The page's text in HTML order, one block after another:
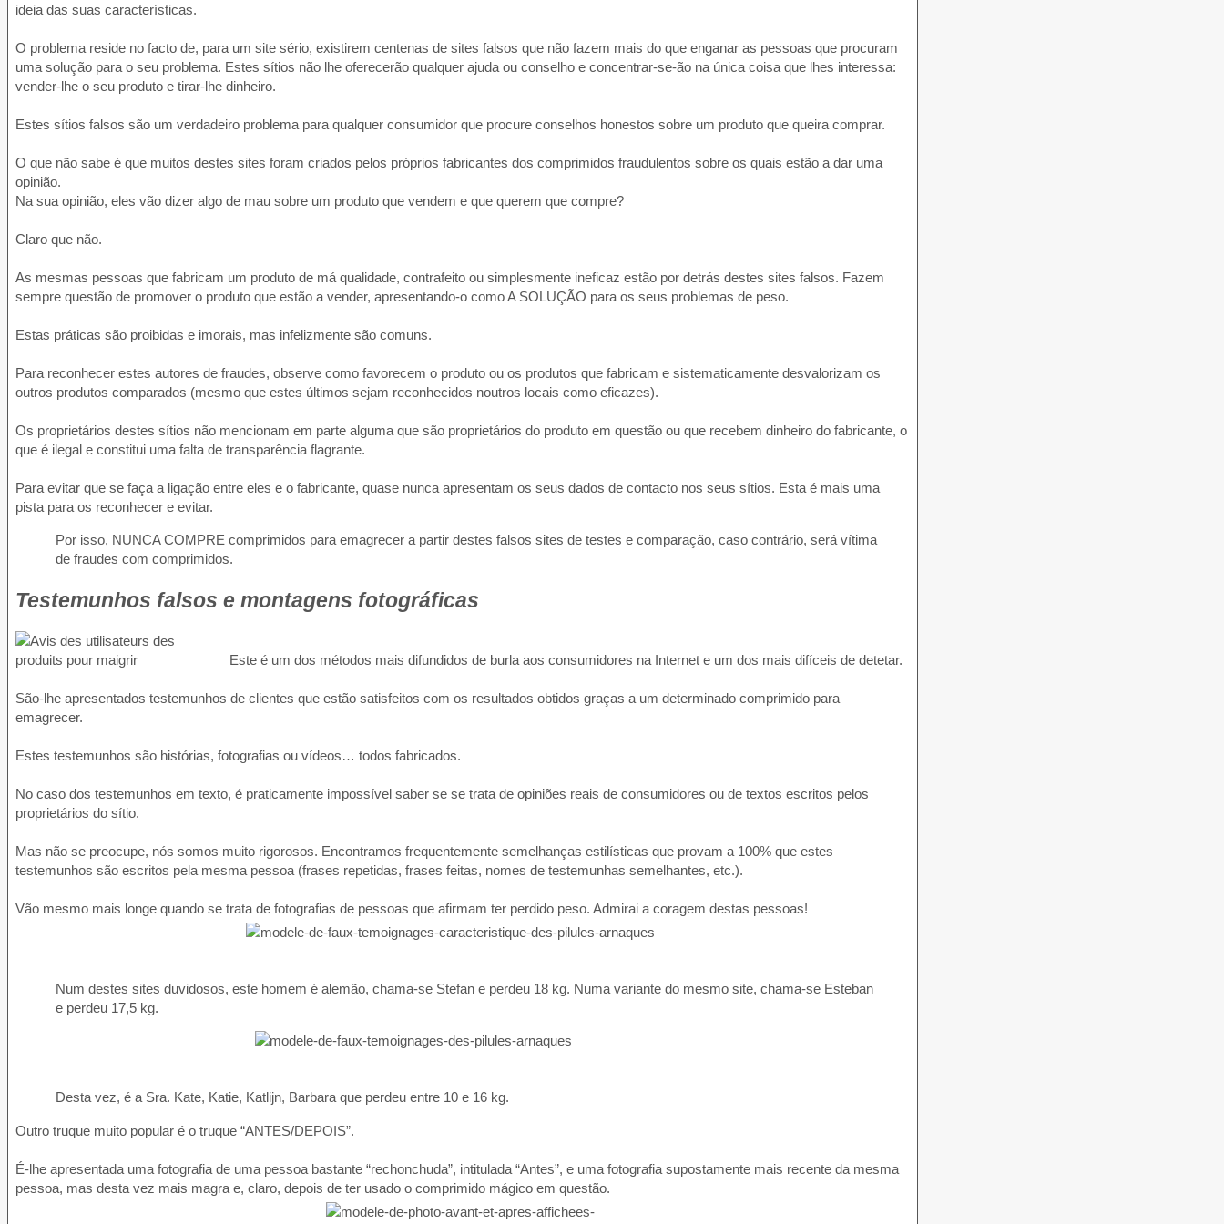
ideia das suas características.
O problema reside no facto de, para um site sério, existirem centenas de sites falsos que não fazem mais do que enganar as pessoas que procuram
uma solução para o seu problema. Estes sítios não lhe oferecerão qualquer ajuda ou conselho e concentrar-se-ão na única coisa que lhes interessa:
vender-lhe o seu produto e tirar-lhe dinheiro.
Estes sítios falsos são um verdadeiro problema para qualquer consumidor que procure conselhos honestos sobre um produto que queira comprar.
O que não sabe é que muitos destes sites foram criados pelos próprios fabricantes dos comprimidos fraudulentos sobre os quais estão a dar uma
opinião.
Na sua opinião, eles vão dizer algo de mau sobre um produto que vendem e que querem que compre?
Claro que não.
As mesmas pessoas que fabricam um produto de má qualidade, contrafeito ou simplesmente ineficaz estão por detrás destes sites falsos. Fazem
sempre questão de promover o produto que estão a vender, apresentando-o como A SOLUÇÃO para os seus problemas de peso.
Estas práticas são proibidas e imorais, mas infelizmente são comuns.
Para reconhecer estes autores de fraudes, observe como favorecem o produto ou os produtos que fabricam e sistematicamente desvalorizam os
outros produtos comparados (mesmo que estes últimos sejam reconhecidos noutros locais como eficazes).
Os proprietários destes sítios não mencionam em parte alguma que são proprietários do produto em questão ou que recebem dinheiro do fabricante, o
que é ilegal e constitui uma falta de transparência flagrante.
Para evitar que se faça a ligação entre eles e o fabricante, quase nunca apresentam os seus dados de contacto nos seus sítios. Esta é mais uma
pista para os reconhecer e evitar.
Por isso, NUNCA COMPRE comprimidos para emagrecer a partir destes falsos sites de testes e comparação, caso contrário, será vítima
de fraudes com comprimidos.
Testemunhos falsos e montagens fotográficas
Este é um dos métodos mais difundidos de burla aos consumidores na Internet e um dos mais difíceis de detetar.
São-lhe apresentados testemunhos de clientes que estão satisfeitos com os resultados obtidos graças a um determinado comprimido para
emagrecer.
Estes testemunhos são histórias, fotografias ou vídeos… todos fabricados.
No caso dos testemunhos em texto, é praticamente impossível saber se se trata de opiniões reais de consumidores ou de textos escritos pelos
proprietários do sítio.
Mas não se preocupe, nós somos muito rigorosos. Encontramos frequentemente semelhanças estilísticas que provam a 100% que estes
testemunhos são escritos pela mesma pessoa (frases repetidas, frases feitas, nomes de testemunhas semelhantes, etc.).
Vão mesmo mais longe quando se trata de fotografias de pessoas que afirmam ter perdido peso. Admirai a coragem destas pessoas!
Num destes sites duvidosos, este homem é alemão, chama-se Stefan e perdeu 18 kg. Numa variante do mesmo site, chama-se Esteban
e perdeu 17,5 kg.
Desta vez, é a Sra. Kate, Katie, Katlijn, Barbara que perdeu entre 10 e 16 kg.
Outro truque muito popular é o truque “ANTES/DEPOIS”.
É-lhe apresentada uma fotografia de uma pessoa bastante “rechonchuda”, intitulada “Antes”, e uma fotografia supostamente mais recente da mesma
pessoa, mas desta vez mais magra e, claro, depois de ter usado o comprimido mágico em questão.